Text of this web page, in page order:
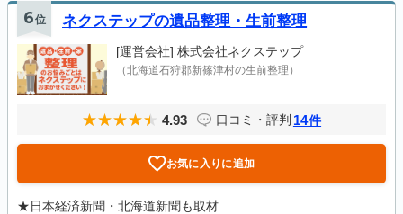
6位 ネクステップの遺品整理・生前整理
[運営会社] 株式会社ネクステップ
（北海道石狩郡新篠津村の生前整理）
4.93 口コミ・評判 14件
お気に入りに追加
★日本経済新聞・北海道新聞も取材